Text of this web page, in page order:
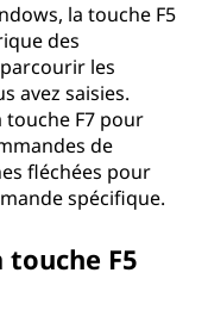
la touche F5
des
les
avez saisies.
touche F7 pour
de
fléchées pour
spécifique.
F5